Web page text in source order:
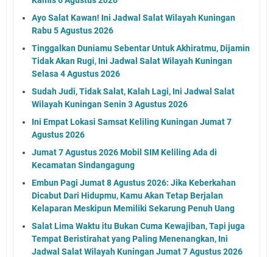
Ayo Salat Kawan! Ini Jadwal Salat Wilayah Kuningan
Rabu 5 Agustus 2026
Tinggalkan Duniamu Sebentar Untuk Akhiratmu, Dijamin
Tidak Akan Rugi, Ini Jadwal Salat Wilayah Kuningan
Selasa 4 Agustus 2026
Sudah Judi, Tidak Salat, Kalah Lagi, Ini Jadwal Salat
Wilayah Kuningan Senin 3 Agustus 2026
Ini Empat Lokasi Samsat Keliling Kuningan Jumat 7
Agustus 2026
Jumat 7 Agustus 2026 Mobil SIM Keliling Ada di
Kecamatan Sindangagung
Embun Pagi Jumat 8 Agustus 2026: Jika Keberkahan
Dicabut Dari Hidupmu, Kamu Akan Tetap Berjalan
Kelaparan Meskipun Memiliki Sekarung Penuh Uang
Salat Lima Waktu itu Bukan Cuma Kewajiban, Tapi juga
Tempat Beristirahat yang Paling Menenangkan, Ini
Jadwal Salat Wilayah Kuningan Jumat 7 Agustus 2026